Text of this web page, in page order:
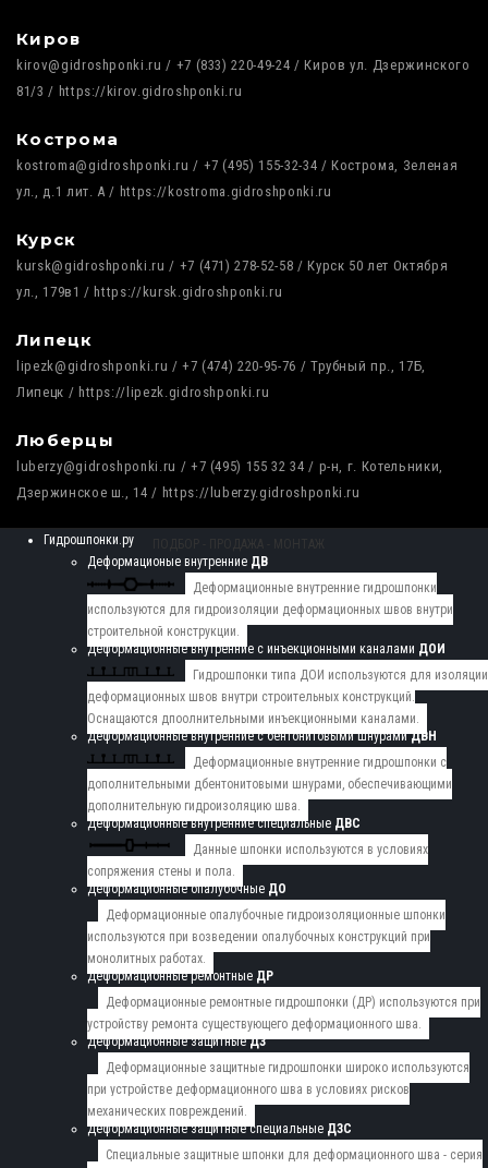
Киров
kirov@gidroshponki.ru / +7 (833) 220-49-24 / Киров ул. Дзержинского
81/3 / https://kirov.gidroshponki.ru
Кострома
kostroma@gidroshponki.ru / +7 (495) 155-32-34 / Кострома, Зеленая
ул., д.1 лит. А / https://kostroma.gidroshponki.ru
Курск
kursk@gidroshponki.ru / +7 (471) 278-52-58 / Курск 50 лет Октября
ул., 179в1 / https://kursk.gidroshponki.ru
Липецк
lipezk@gidroshponki.ru / +7 (474) 220-95-76 / Трубный пр., 17Б,
Липецк / https://lipezk.gidroshponki.ru
Люберцы
luberzy@gidroshponki.ru / +7 (495) 155 32 34 / р-н, г. Котельники,
Дзержинское ш., 14 / https://luberzy.gidroshponki.ru
Гидрошпонки.ру
Деформационые внутренние ДВ
Деформационные внутренние гидрошпонки
используются для гидроизоляции деформационных швов внутри
строительной конструкции.
Деформационные внутренние с инъекционными каналами ДОИ
Гидрошпонки типа ДОИ используются для изоляции
деформационных швов внутри строительных конструкций.
Оснащаются дпоолнительными инъекционными каналами.
Деформационные внутренние с бентонитовыми шнурамиДВН
Деформационные внутренние гидрошпонки с
дополнительными дбентонитовыми шнурами, обеспечивающими
дополнительную гидроизоляцию шва.
Деформационные внутренние специальные ДВС
Данные шпонки используются в условиях
сопряжения стены и пола.
Деформационные опалубочные ДО
Деформационные опалубочные гидроизоляционные шпонки
используются при возведении опалубочных конструкций при
монолитных работах.
Деформационные ремонтные ДР
Деформационные ремонтные гидрошпонки (ДР) используются при
устройству ремонта существующего деформационного шва.
Деформационные защитныеДЗ
Деформационные защитные гидрошпонки широко используются
при устройстве деформационного шва в условиях рисков
механических повреждений.
Деформационные защитные специальные ДЗС
Специальные защитные шпонки для деформационного шва - серия